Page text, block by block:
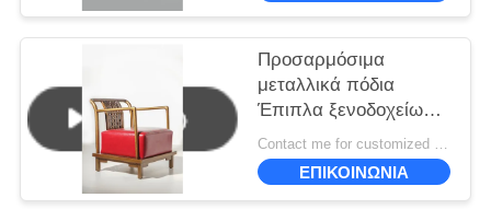
Προσαρμόσιμα
μεταλλικά πόδια
Έπιπλα ξενοδοχείων
Ελαφριά πολυτελή
Υψηλή αντοχή
Contact me for customized MOQ:10
ΕΠΙΚΟΙΝΩΝΙΑ